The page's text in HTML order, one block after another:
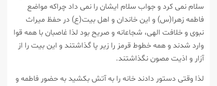
سلام نمی كرد و جواب سلام ایشان را نمی داد چراكه مواضع
فاطمه زهرا(س) و این خاندان و اهل بیت(ع) در حفظ میراث
نبوی و خلافت الهی، شجاعانه و صریح بود لذا غاصبان با همه قوا
وارد شدند و همه خطوط قرمز را زیر پا گذاشتند و این بیت را از
آزار و اذیت مصون نگذاشتند.
لذا وقتی دستور دادند خانه را به آتش بكشید به حضور فاطمه و